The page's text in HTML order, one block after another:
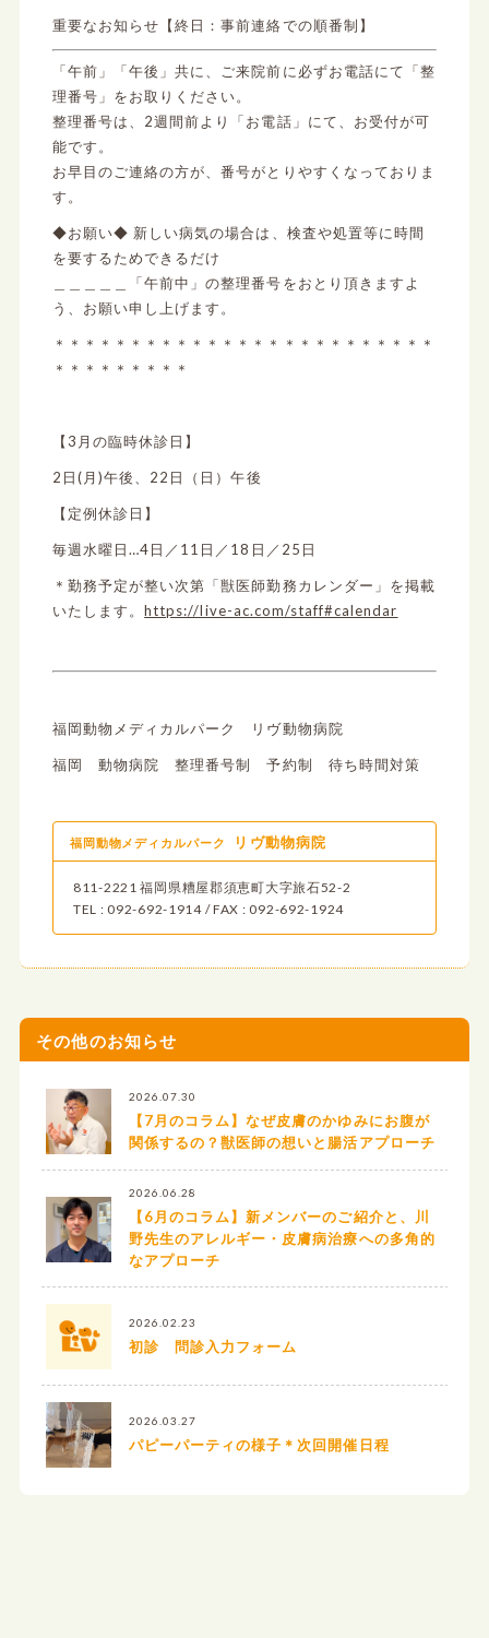
重要なお知らせ【終日：事前連絡での順番制】
「午前」「午後」共に、ご来院前に必ずお電話にて「整
理番号」をお取りください。
整理番号は、2週間前より「お電話」にて、お受付が可
能です。
お早目のご連絡の方が、番号がとりやすくなっておりま
す。
◆お願い◆ 新しい病気の場合は、検査や処置等に時間
を要するためできるだけ
＿＿＿＿＿「午前中」の整理番号をおとり頂きますよ
う、お願い申し上げます。
＊＊＊＊＊＊＊＊＊＊＊＊＊＊＊＊＊＊＊＊＊＊＊＊＊
＊＊＊＊＊＊＊＊＊
【3月の臨時休診日】
2日(月)午後、22日（日）午後
【定例休診日】
毎週水曜日…4日／11日／18日／25日
＊勤務予定が整い次第「獣医師勤務カレンダー」を掲載
いたします。https://live-ac.com/staff#calendar
福岡動物メディカルパーク リヴ動物病院
福岡 動物病院 整理番号制 予約制 待ち時間対策
福岡動物メディカルパーク リヴ動物病院
811-2221 福岡県糟屋郡須恵町大字旅石52-2
TEL : 092-692-1914 / FAX : 092-692-1924
その他のお知らせ
2026.07.30
【7月のコラム】なぜ皮膚のかゆみにお腹が
関係するの？獣医師の想いと腸活アプローチ
2026.06.28
【6月のコラム】新メンバーのご紹介と、川
野先生のアレルギー・皮膚病治療への多角的
なアプローチ
2026.02.23
初診 問診入力フォーム
2026.03.27
パピーパーティの様子＊次回開催日程